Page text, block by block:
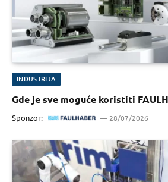
INDUSTRIJA
Gde je sve moguće koristiti
Sponzor: 28/07/2026